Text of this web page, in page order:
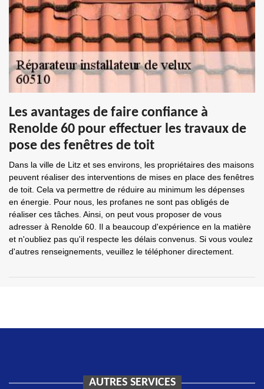
Les avantages de faire confiance à
Renolde 60 pour effectuer les travaux de
pose des fenêtres de toit
Dans la ville de Litz et ses environs, les propriétaires des maisons
peuvent réaliser des interventions de mises en place des fenêtres
de toit. Cela va permettre de réduire au minimum les dépenses
en énergie. Pour nous, les profanes ne sont pas obligés de
réaliser ces tâches. Ainsi, on peut vous proposer de vous
adresser à Renolde 60. Il a beaucoup d'expérience en la matière
et n'oubliez pas qu'il respecte les délais convenus. Si vous voulez
d'autres renseignements, veuillez le téléphoner directement.
AUTRES SERVICES